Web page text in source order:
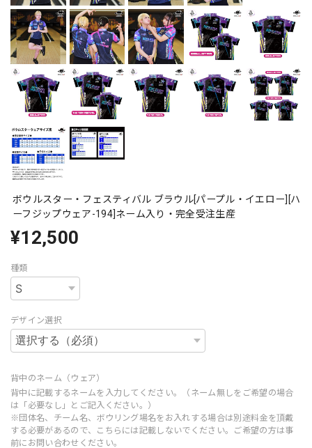
ボウルスター・フェスティバル ブラウル[パープル・イエロー][ハ
ーフジップウェア-194]ネーム入り・完全受注生産
¥12,500
種類
デザイン選択
背中のネーム（ウェア）
背中に記載するネームを入力してください。（ネーム無しをご希望の場合
は「必要なし」とご記入ください。）
※団体名、チーム名、ボウリング場名をお入れする場合は別途料金を頂戴
する必要があるので、こちらには記載しないでください。ご希望の方は事
前にお問い合わせください。